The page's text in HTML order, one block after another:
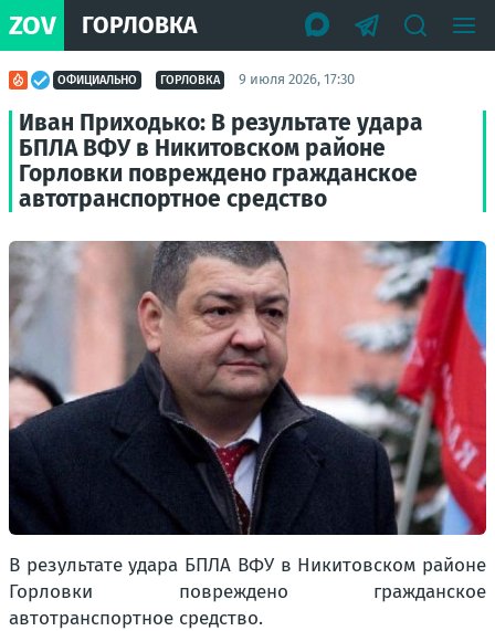
ZOV ГОРЛОВКА
ОФИЦИАЛЬНО ГОРЛОВКА 9 июля 2026, 17:30
Иван Приходько: В результате удара
БПЛА ВФУ в Никитовском районе
Горловки повреждено гражданское
автотранспортное средство
В результате удара БПЛА ВФУ в Никитовском районе
Горловки повреждено гражданское
автотранспортное средство.